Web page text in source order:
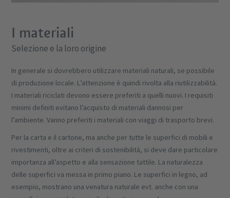
I materiali
Selezione e la loro origine
In generale si dovrebbero utilizzare materiali naturali, se possibile
di produzione locale. L’attenzione è quindi rivolta alla riutilizzabilità.
I materiali riciclati devono essere preferiti a quelli nuovi. I requisiti
minimi definiti evitano l’acquisto di materiali dannosi per
l’ambiente. Vanno preferiti i materiali con viaggi di trasporto brevi.
Per la carta e il cartone, ma anche per tutte le superfici di mobili e
rivestimenti, oltre ai criteri di sostenibilità, si deve dare particolare
importanza all’aspetto e alla sensazione tattile. La naturalezza
delle superfici va messa in primo piano. Le superfici in legno, ad
esempio, mostrano una venatura naturale evt. anche con una